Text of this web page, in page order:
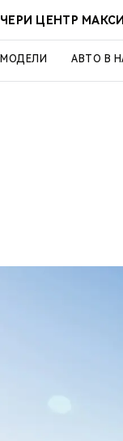
ЧЕРИ ЦЕНТР
МОДЕЛИ АВТО В